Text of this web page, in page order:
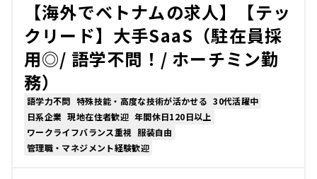
【海外でベトナムの求人】【テッ
クリード】大手SaaS（駐在員採
用◎/ 語学不問！/ ホーチミン勤
務）
語学力不問 特殊技能・高度な技術が活かせる 30代活躍中
日系企業 現地在住者歓迎 年間休日120日以上
ワークライフバランス重視 服装自由
管理職・マネジメント経験歓迎